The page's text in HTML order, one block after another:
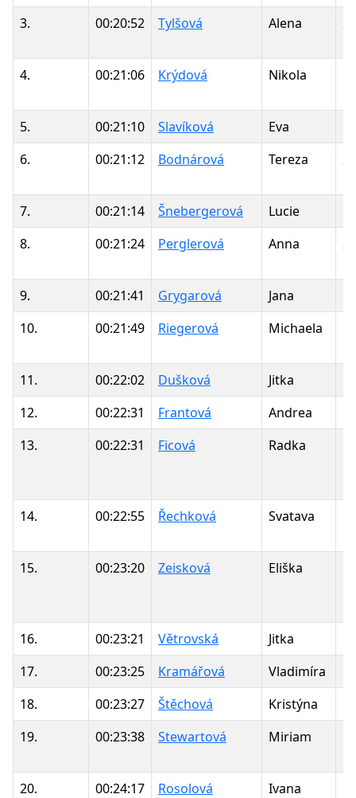
3.
00:20:52 Tylšová Alena
4. 00:21:06 Krýdová Nikola
5. 00:21:10 Slavíková Eva
6.
00:21:12 Bodnárová Tereza
7. 00:21:14 Šnebergerová Lucie
8.
00:21:24 Perglerová Anna
9. 00:21:41 Grygarová Jana
10.
00:21:49 Riegerová Michaela
11. 00:22:02 Dušková Jitka
12.
00:22:31 Frantová Andrea
13.
00:22:31 Ficová Radka
14. 00:22:55 Řechková Svatava
15. 00:23:20 Zeisková Eliška
16. 00:23:21 Větrovská Jitka
17.
00:23:25 Kramářová Vladimíra
18.
00:23:27 Štěchová Kristýna
19.
00:23:38 Stewartová Miriam
20. 00:24:17 Rosolová Ivana